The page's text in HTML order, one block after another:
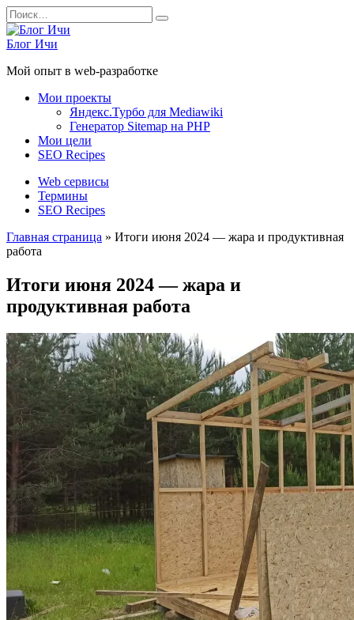
Перейти
к
содержанию
Search
for:
Блог Ичи
Мой опыт в web-разработке
Мои проекты
Яндекс.Турбо для Mediawiki
Генератор Sitemap на PHP
Мои цели
SEO Recipes
Web сервисы
Термины
SEO Recipes
Главная страница » Итоги июня 2024 — жара и продуктивная
работа
Итоги июня 2024 — жара и
продуктивная работа